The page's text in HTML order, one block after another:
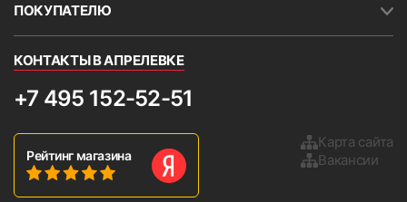
ПОКУПАТЕЛЮ
КОНТАКТЫ В АПРЕЛЕВКЕ
+7 495 152-52-51
Рейтинг магазина
Карта сайта
Вакансии